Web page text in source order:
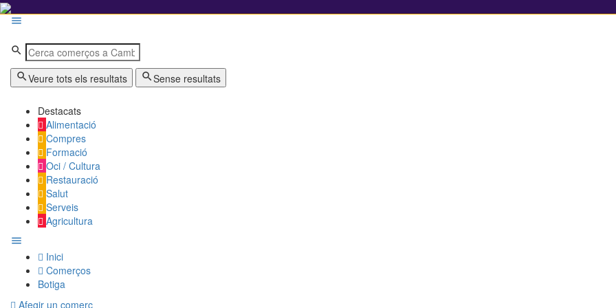
Veure tots els resultats Sense resultats
Destacats
Alimentació
Compres
Formació
Oci / Cultura
Restauració
Salut
Serveis
Agricultura
Inici
Comerços
Botiga
Afegir un comerç